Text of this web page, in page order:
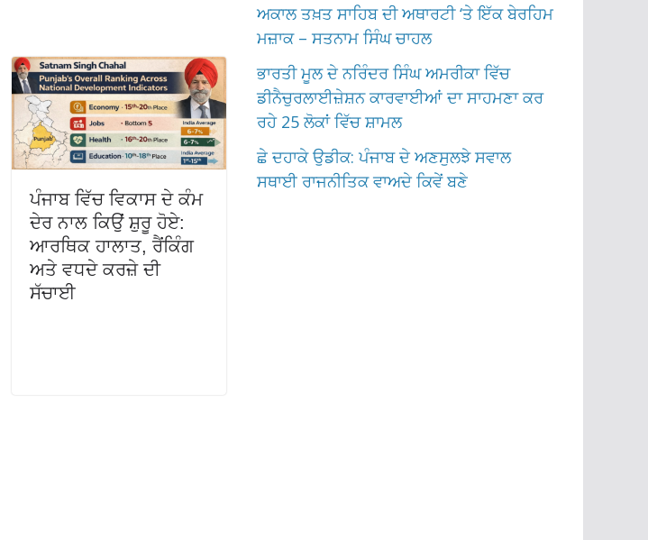
ਪੰਜਾਬ ਵਿੱਚ ਵਿਕਾਸ ਦੇ ਕੰਮ
ਦੇਰ ਨਾਲ ਕਿਉਂ ਸ਼ੁਰੂ ਹੋਏ:
ਆਰਥਿਕ ਹਾਲਾਤ, ਰੈਂਕਿੰਗ
ਅਤੇ ਵਧਦੇ ਕਰਜ਼ੇ ਦੀ
ਸੱਚਾਈ
ਅਕਾਲ ਤਖ਼ਤ ਸਾਹਿਬ ਦੀ ਅਥਾਰਟੀ ‘ਤੇ ਇੱਕ ਬੇਰਹਿਮ
ਮਜ਼ਾਕ – ਸਤਨਾਮ ਸਿੰਘ ਚਾਹਲ
ਭਾਰਤੀ ਮੂਲ ਦੇ ਨਰਿੰਦਰ ਸਿੰਘ ਅਮਰੀਕਾ ਵਿੱਚ
ਡੀਨੈਚੁਰਲਾਈਜ਼ੇਸ਼ਨ ਕਾਰਵਾਈਆਂ ਦਾ ਸਾਹਮਣਾ ਕਰ
ਰਹੇ 25 ਲੋਕਾਂ ਵਿੱਚ ਸ਼ਾਮਲ
ਛੇ ਦਹਾਕੇ ਉਡੀਕ: ਪੰਜਾਬ ਦੇ ਅਣਸੁਲਝੇ ਸਵਾਲ
ਸਥਾਈ ਰਾਜਨੀਤਿਕ ਵਾਅਦੇ ਕਿਵੇਂ ਬਣੇ